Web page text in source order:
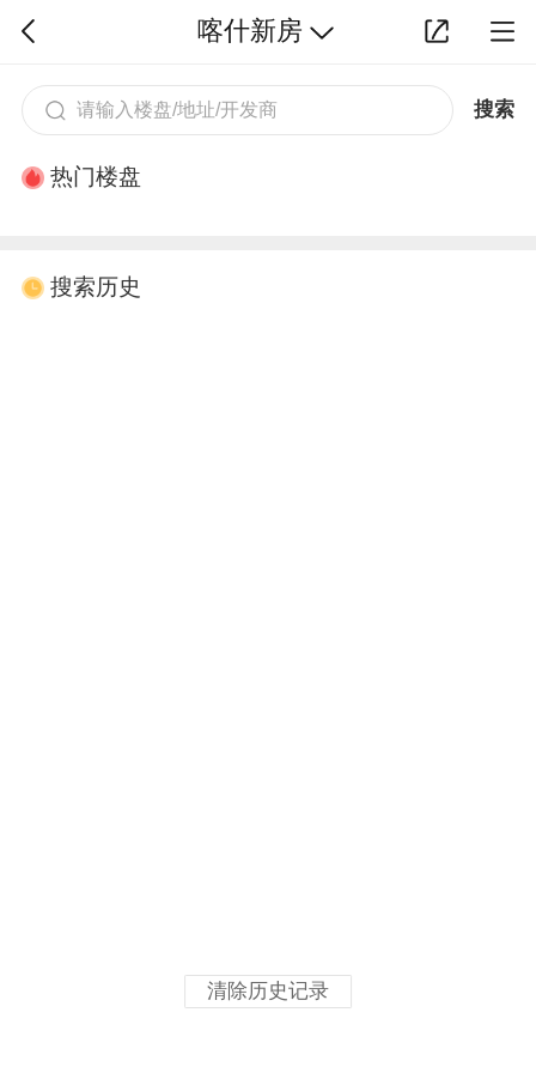
喀什新房
搜索
热门楼盘
搜索历史
清除历史记录